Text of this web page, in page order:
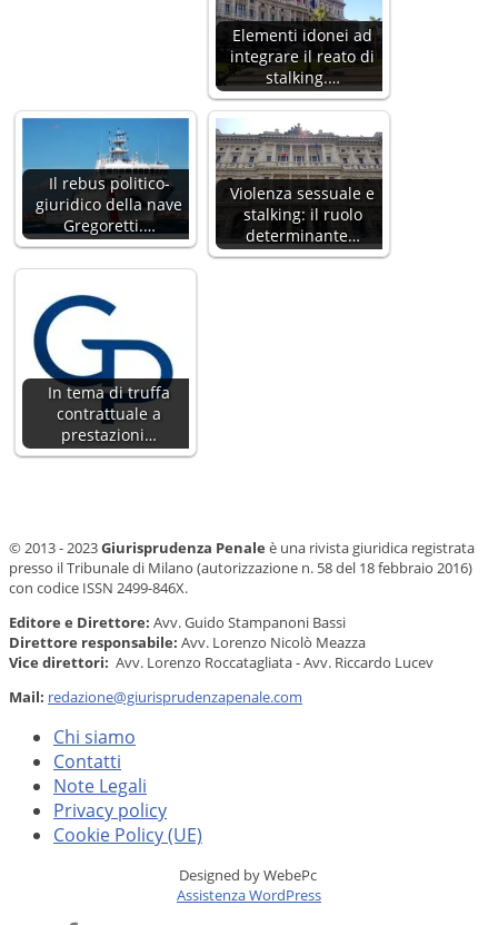
Elementi idonei ad
integrare il reato di
stalking.…
Il rebus politico-
giuridico della nave
Gregoretti.…
Violenza sessuale e
stalking: il ruolo
determinante…
In tema di truffa
contrattuale a
prestazioni…
© 2013 - 2023Giurisprudenza Penale è una rivista giuridica registrata
presso il Tribunale di Milano (autorizzazione n. 58 del 18 febbraio 2016)
con codice ISSN 2499-846X.
Editore e Direttore: Avv. Guido Stampanoni Bassi
Direttore responsabile: Avv. Lorenzo Nicolò Meazza
Vice direttori: Avv. Lorenzo Roccatagliata - Avv. Riccardo Lucev
Mail: redazione@giurisprudenzapenale.com
Chi siamo
Contatti
Note Legali
Privacy policy
Cookie Policy (UE)
Designed by WebePc
Assistenza WordPress